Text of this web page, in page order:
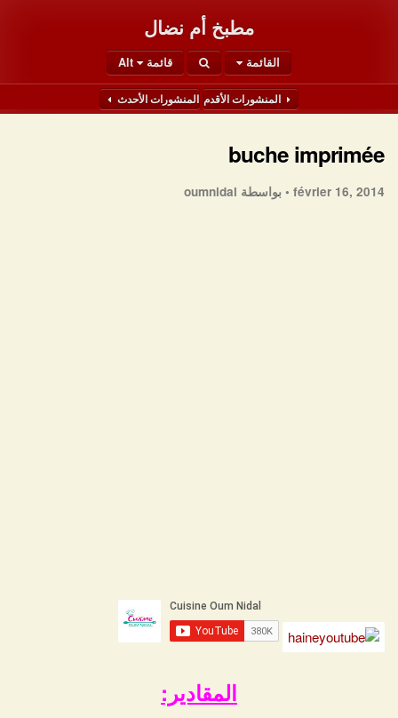
مطبخ أم نضال
القائمة قائمة Alt
المنشورات الأقدم المنشورات الأحدث
buche imprimée
février 16, 2014 • بواسطة oumnidal
المقادير: